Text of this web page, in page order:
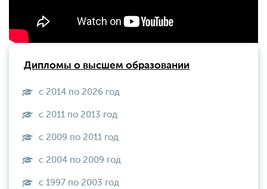
Дипломы о высшем образовании
с 2014 по 2026 год
с 2011 по 2013 год
с 2009 по 2011 год
с 2004 по 2009 год
с 1997 по 2003 год